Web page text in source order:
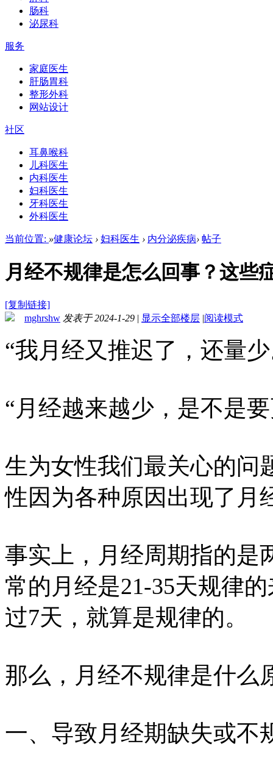
肠科
泌尿科
服务
家庭医生
肝肠胃科
整形外科
网站设计
社区
耳鼻喉科
儿科医生
内科医生
妇科医生
牙科医生
外科医生
当前位置: »健康论坛 › 妇科医生 › 内分泌疾病› 帖子
月经不规律是怎么回事？这些
[复制链接]
mghrshw 发表于 2024-1-29 | 显示全部楼层 |阅读模式
“我月经又推迟了，还量
“月经越来越少，是不是
生为女性我们最关心的问
性因为各种原因出现了月
事实上，月经周期指的是
常的月经是21-35天规律
过7天，就算是规律的。
那么，月经不规律是什么
一、导致月经期缺失或不